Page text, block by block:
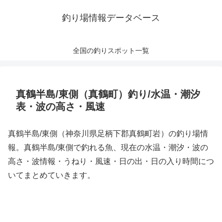
釣り場情報データベース
全国の釣りスポット一覧
真鶴半島/東側（真鶴町）釣り/水温・潮汐
表・波の高さ・風速
真鶴半島/東側（神奈川県足柄下郡真鶴町岩）の釣り場情
報。真鶴半島/東側で釣れる魚、現在の水温・潮汐・波の
高さ・波情報・うねり・風速・日の出・日の入り時間につ
いてまとめていきます。